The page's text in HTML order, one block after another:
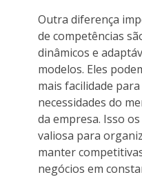
Outra diferença
de competências
dinâmicos e
modelos. Eles
mais facilidade
necessidades do
da empresa. Isso
valiosa para
manter
negócios em